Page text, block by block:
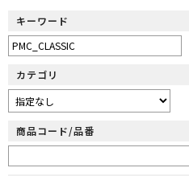
キーワード
カテゴリ
商品コード/品番